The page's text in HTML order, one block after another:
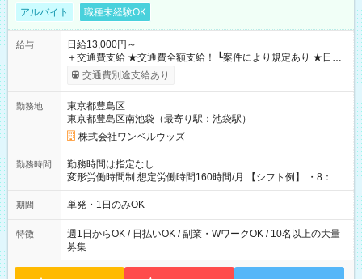
アルバイト 職種未経験OK
給与
日給13,000円～
＋交通費支給 ★交通費全額支給！ ┗案件により規定あり ★日払
いOK！（規定あり） ┗働いたその日に現金GET♪ お仕事後はコ
ンビニATMから 日払い分を引き落とせます！ 【試用期間】試
交通費別途支給あり
勤務地
東京都豊島区
東京都豊島区南池袋（最寄り駅：池袋駅）
株式会社ワンベルウッズ
勤務時間
勤務時間は指定なし
変形労働時間制 想定労働時間160時間/月 【シフト例】 ・8：00
～21：00
期間 単発・1日のみOK
特徴
週1日からOK / 日払いOK / 副業・WワークOK / 10名以上の大量
募集